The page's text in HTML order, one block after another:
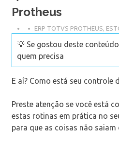
Protheus
ERP TOTVS PROTHEUS,
💡 Se gostou deste
quem precisa
E aí? Como está seu controle
Preste atenção se você está
estas rotinas em prática no
para que as coisas não